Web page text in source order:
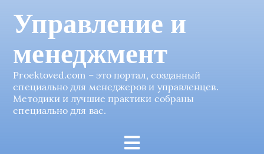
Управление и
менеджмент
Proektoved.com – это портал, созданный
специально для менеджеров и управленцев.
Методики и лучшие практики собраны
специально для вас.